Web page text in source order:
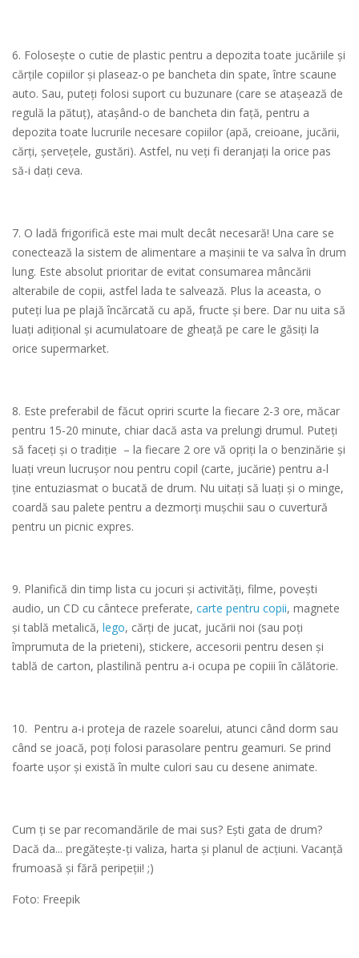
6. Folosește o cutie de plastic pentru a depozita toate jucăriile și
cărțile copiilor și plaseaz-o pe bancheta din spate, între scaune
auto. Sau, puteți folosi suport cu buzunare (care se atașează de
regulă la pătuț), atașând-o de bancheta din față, pentru a
depozita toate lucrurile necesare copiilor (apă, creioane, jucării,
cărți, șervețele, gustări). Astfel, nu veți fi deranjați la orice pas
să-i dați ceva.
7. O ladă frigorifică este mai mult decât necesară! Una care se
conectează la sistem de alimentare a mașinii te va salva în drum
lung. Este absolut prioritar de evitat consumarea mâncării
alterabile de copii, astfel lada te salvează. Plus la aceasta, o
puteți lua pe plajă încărcată cu apă, fructe și bere. Dar nu uita să
luați adițional și acumulatoare de gheață pe care le găsiți la
orice supermarket.
8. Este preferabil de făcut opriri scurte la fiecare 2-3 ore, măcar
pentru 15-20 minute, chiar dacă asta va prelungi drumul. Puteți
să faceți și o tradiție – la fiecare 2 ore vă opriți la o benzinărie și
luați vreun lucrușor nou pentru copil (carte, jucărie) pentru a-l
ține entuziasmat o bucată de drum. Nu uitați să luați și o minge,
coardă sau palete pentru a dezmorți mușchii sau o cuvertură
pentru un picnic expres.
9. Planifică din timp lista cu jocuri și activități, filme, povești
audio, un CD cu cântece preferate, carte pentru copii, magnete
și tablă metalică, lego, cărți de jucat, jucării noi (sau poți
împrumuta de la prieteni), stickere, accesorii pentru desen și
tablă de carton, plastilină pentru a-i ocupa pe copiii în călătorie.
10. Pentru a-i proteja de razele soarelui, atunci când dorm sau
când se joacă, poți folosi parasolare pentru geamuri. Se prind
foarte ușor și există în multe culori sau cu desene animate.
Cum ți se par recomandările de mai sus? Ești gata de drum?
Dacă da... pregătește-ți valiza, harta și planul de acțiuni. Vacanță
frumoasă și fără peripeții! ;)
Foto: Freepik